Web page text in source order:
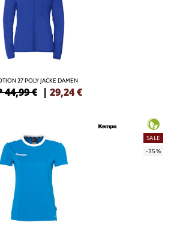
27 POLY JACKE DAMEN
44,99 € | 29,24 €
SALE
-35%